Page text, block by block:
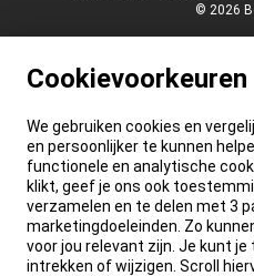
© 2026
Cookievoorkeuren
We gebruiken cookies en
en persoonlijker te kunnen
functionele en analytische
klikt, geef je ons ook
verzamelen en te delen met 3
marketingdoeleinden. Zo
voor jou relevant zijn. Je kunt
intrekken of wijzigen. Scroll